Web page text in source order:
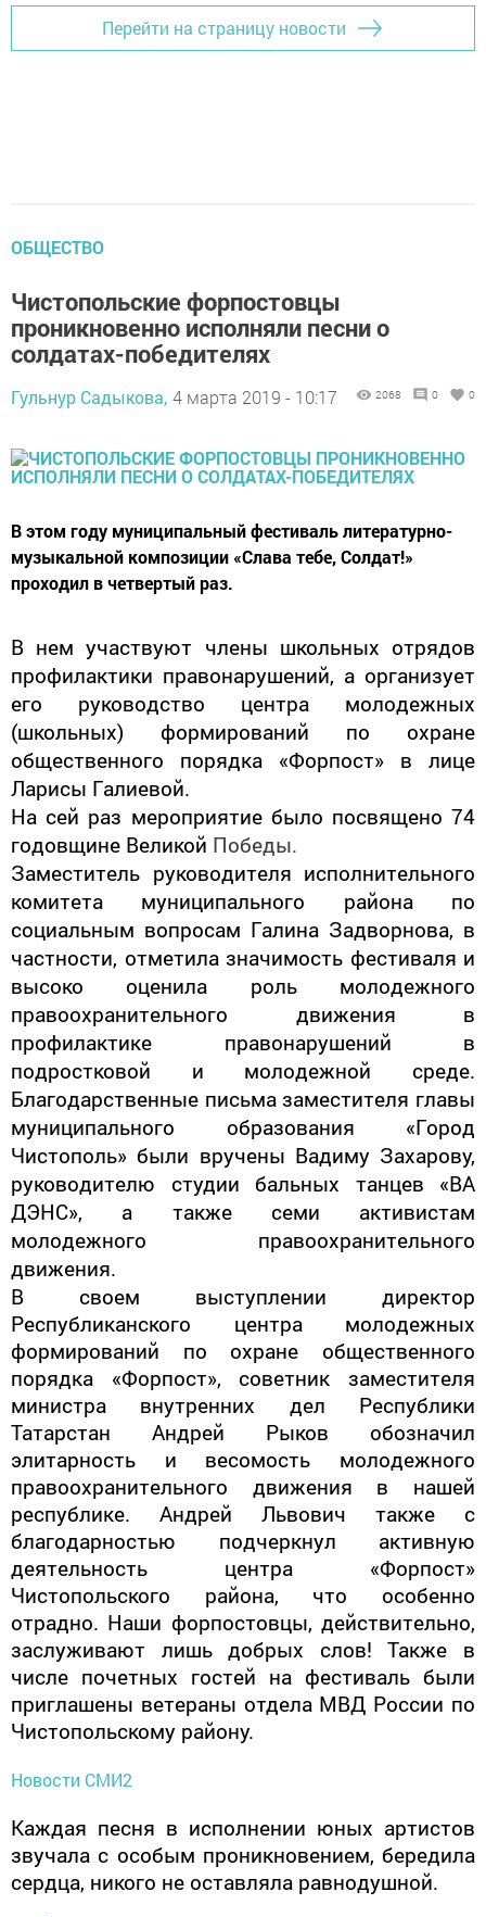
Перейти на страницу новости
ОБЩЕСТВО
Чистопольские форпостовцы
проникновенно исполняли песни о
солдатах-победителях
Гульнур Садыкова, 4 марта 2019 - 10:17 2068 0 0
В этом году муниципальный фестиваль литературно-
музыкальной композиции «Слава тебе, Солдат!»
проходил в четвертый раз.
В нем участвуют члены школьных отрядов
профилактики правонарушений, а организует
его руководство центра молодежных
(школьных) формирований по охране
общественного порядка «Форпост» в лице
Ларисы Галиевой.
На сей раз мероприятие было посвящено 74
годовщине Великой Победы.
Заместитель руководителя исполнительного
комитета муниципального района по
социальным вопросам Галина Задворнова, в
частности, отметила значимость фестиваля и
высоко оценила роль молодежного
правоохранительного движения в
профилактике правонарушений в
подростковой и молодежной среде.
Благодарственные письма заместителя главы
муниципального образования «Город
Чистополь» были вручены Вадиму Захарову,
руководителю студии бальных танцев «ВА
ДЭНС», а также семи активистам
молодежного правоохранительного
движения.
В своем выступлении директор
Республиканского центра молодежных
формирований по охране общественного
порядка «Форпост», советник заместителя
министра внутренних дел Республики
Татарстан Андрей Рыков обозначил
элитарность и весомость молодежного
правоохранительного движения в нашей
республике. Андрей Львович также с
благодарностью подчеркнул активную
деятельность центра «Форпост»
Чистопольского района, что особенно
отрадно. Наши форпостовцы, действительно,
заслуживают лишь добрых слов! Также в
числе почетных гостей на фестиваль были
приглашены ветераны отдела МВД России по
Чистопольскому району.
Новости СМИ2
Каждая песня в исполнении юных артистов
звучала с особым проникновением, бередила
сердца, никого не оставляла равнодушной.